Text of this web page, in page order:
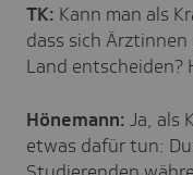
TK: Kann man als
dass sich
Land entscheiden?
Hönemann: Ja, als
etwas dafür tun: